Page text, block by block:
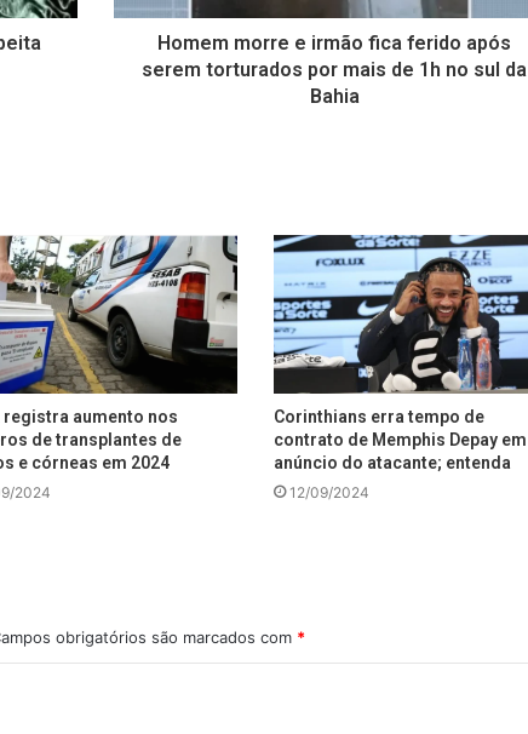
Homem morre e irmão fica ferido após
serem torturados por mais de 1h no sul da
Bahia
registra aumento nos
de transplantes de
e córneas em 2024
2024
Corinthians erra tempo de
contrato de Memphis Depay em
anúncio do atacante; entenda
12/09/2024
obrigatórios são marcados com *